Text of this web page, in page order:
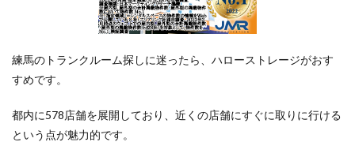
練馬のトランクルーム探しに迷ったら、ハローストレージがおす
すめです。
都内に578店舗を展開しており、近くの店舗にすぐに取りに行ける
という点が魅力的です。